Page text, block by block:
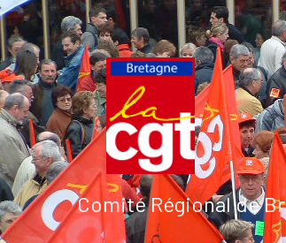
Comité Régional de